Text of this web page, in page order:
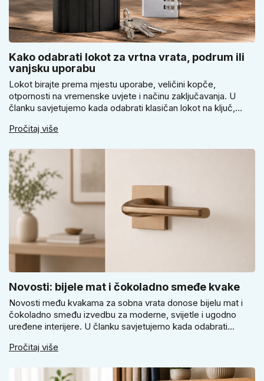
Kako odabrati lokot za vrtna vrata, podrum ili
vanjsku uporabu
Lokot birajte prema mjestu uporabe, veličini kopče,
otpornosti na vremenske uvjete i načinu zaključavanja. U
članku savjetujemo kada odabrati klasičan lokot na ključ,
vrtnih vrata, podruma ili vrtne kućice ne isplati voditi samo
Pročitaj više
Novosti: bijele mat i čokoladno smeđe kvake
Novosti među kvakama za sobna vrata donose bijelu mat i
čokoladno smeđu izvedbu za moderne, svijetle i ugodno
uređene interijere. U članku savjetujemo kada odabrati
i kako birati između okrugle i kvadratne rozete prema stilu
Pročitaj više